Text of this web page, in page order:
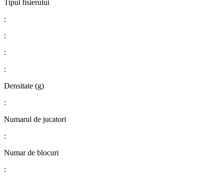
Tipul fisierului
:
:
:
:
Densitate (g)
:
Numarul de jucatori
:
Numar de blocuri
: